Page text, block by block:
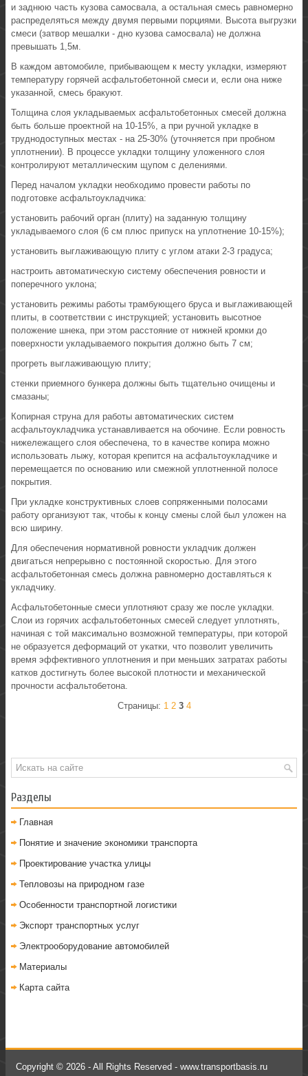
и заднюю часть кузова самосвала, а остальная смесь равномерно
распределяться между двумя первыми порциями. Высота выгрузки
смеси (затвор мешалки - дно кузова самосвала) не должна
превышать 1,5м.
В каждом автомобиле, прибывающем к месту укладки, измеряют
температуру горячей асфальтобетонной смеси и, если она ниже
указанной, смесь бракуют.
Толщина слоя укладываемых асфальтобетонных смесей должна
быть больше проектной на 10-15%, а при ручной укладке в
труднодоступных местах - на 25-30% (уточняется при пробном
уплотнении). В процессе укладки толщину уложенного слоя
контролируют металлическим щупом с делениями.
Перед началом укладки необходимо провести работы по
подготовке асфальтоукладчика:
установить рабочий орган (плиту) на заданную толщину
укладываемого слоя (6 см плюс припуск на уплотнение 10-15%);
установить выглаживающую плиту с углом атаки 2-3 градуса;
настроить автоматическую систему обеспечения ровности и
поперечного уклона;
установить режимы работы трамбующего бруса и выглаживающей
плиты, в соответствии с инструкцией; установить высотное
положение шнека, при этом расстояние от нижней кромки до
поверхности укладываемого покрытия должно быть 7 см;
прогреть выглаживающую плиту;
стенки приемного бункера должны быть тщательно очищены и
смазаны;
Копирная струна для работы автоматических систем
асфальтоукладчика устанавливается на обочине. Если ровность
нижележащего слоя обеспечена, то в качестве копира можно
использовать лыжу, которая крепится на асфальтоукладчике и
перемещается по основанию или смежной уплотненной полосе
покрытия.
При укладке конструктивных слоев сопряженными полосами
работу организуют так, чтобы к концу смены слой был уложен на
всю ширину.
Для обеспечения нормативной ровности укладчик должен
двигаться непрерывно с постоянной скоростью. Для этого
асфальтобетонная смесь должна равномерно доставляться к
укладчику.
Асфальтобетонные смеси уплотняют сразу же после укладки.
Слои из горячих асфальтобетонных смесей следует уплотнять,
начиная с той максимально возможной температуры, при которой
не образуется деформаций от укатки, что позволит увеличить
время эффективного уплотнения и при меньших затратах работы
катков достигнуть более высокой плотности и механической
прочности асфальтобетона.
Страницы: 1 2 3 4
Разделы
Главная
Понятие и значение экономики транспорта
Проектирование участка улицы
Тепловозы на природном газе
Особенности транспортной логистики
Экспорт транспортных услуг
Электрооборудование автомобилей
Материалы
Карта сайта
Copyright © 2026 - All Rights Reserved - www.transportbasis.ru